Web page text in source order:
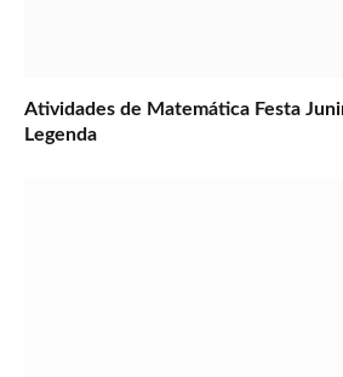
Atividades de Matemática Festa
Legenda